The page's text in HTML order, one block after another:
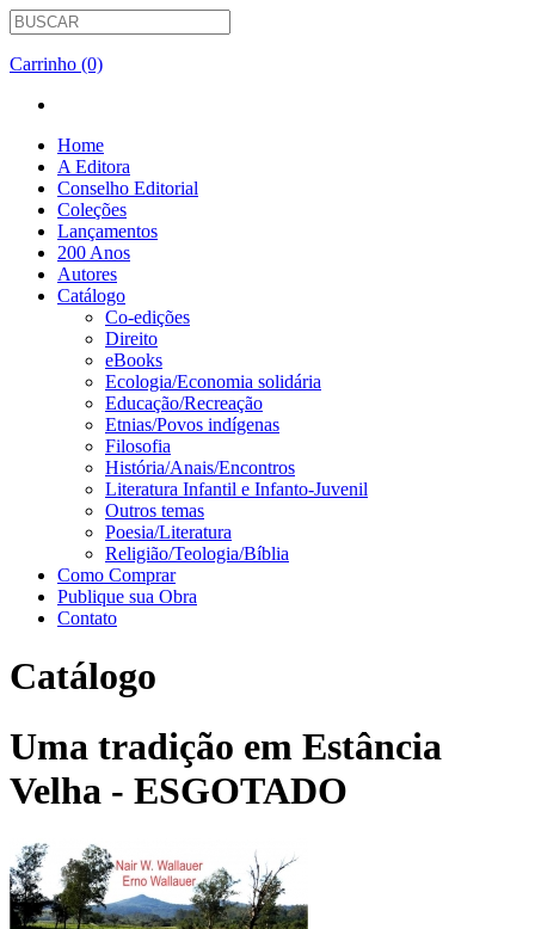
Carrinho (0)
Home
A Editora
Conselho Editorial
Coleções
Lançamentos
200 Anos
Autores
Catálogo
Co-edições
Direito
eBooks
Ecologia/Economia solidária
Educação/Recreação
Etnias/Povos indígenas
Filosofia
História/Anais/Encontros
Literatura Infantil e Infanto-Juvenil
Outros temas
Poesia/Literatura
Religião/Teologia/Bíblia
Como Comprar
Publique sua Obra
Contato
Catálogo
Uma tradição em Estância
Velha - ESGOTADO